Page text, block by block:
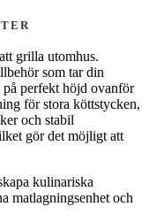
grilla utomhus.
som tar din
perfekt höjd ovanför
för stora köttstycken,
och stabil
gör det möjligt att
kulinariska
matlagningsenhet och